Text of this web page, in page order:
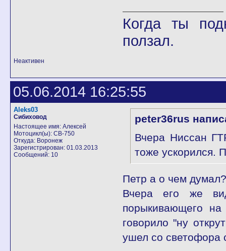
Когда ты
ползал.
Неактивен
05.06.2014 16:25:55
Aleks03
Сибиховод
Настоящее имя: Алексей
Мотоцикл(ы): CB-750
Откуда: Воронеж
Зарегистрирован: 01.03.2013
Сообщений: 10
peter36rus
Вчера Ниссан
тоже ускорился.
Петр а о чем думал?
Вчера его же
порыкивающего
говорило "ну
ушел со светофора